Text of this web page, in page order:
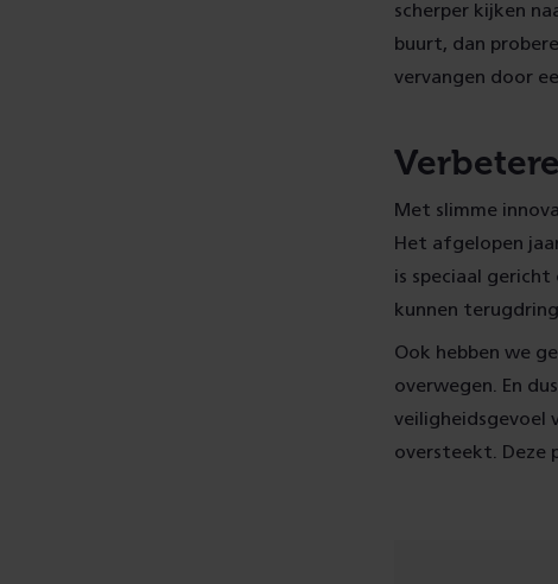
scherper kijken
buurt, dan
vervangen door
Met slimme
Het afgelopen
is speciaal
kunnen
Ook hebben we
overwegen. En
veiligheidsgevoel
oversteekt. Deze